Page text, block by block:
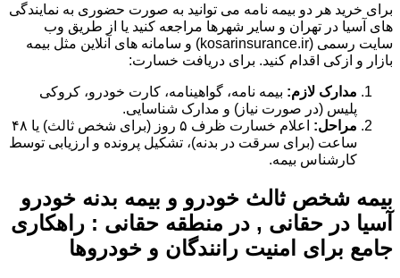
برای خرید هر دو بیمه نامه می توانید به صورت حضوری به نمایندگی
های آسیا در تهران و سایر شهرها مراجعه کنید یا از طریق وب
سایت رسمی (kosarinsurance.ir) و سامانه های آنلاین مثل بیمه
بازار و ازکی اقدام کنید. برای دریافت خسارت:
مدارک لازم: بیمه نامه، گواهینامه، کارت خودرو، کروکی
پلیس (در صورت نیاز) و مدارک شناسایی.
مراحل:
اعلام خسارت ظرف ۵ روز (برای شخص ثالث) یا ۴۸
ساعت (برای سرقت در بدنه)، تشکیل پرونده و ارزیابی توسط
کارشناس بیمه.
بیمه شخص ثالث خودرو و بیمه بدنه خودرو
آسیا در حقانی , در منطقه حقانی : راهکاری
جامع برای امنیت رانندگان و خودروها